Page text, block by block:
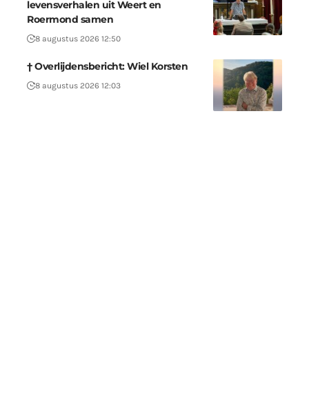
levensverhalen uit Weert en
Roermond samen
8 augustus 2026 12:50
† Overlijdensbericht: Wiel Korsten
8 augustus 2026 12:03